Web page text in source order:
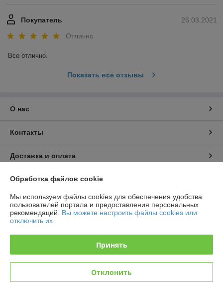
26.03.2021
Покупатель
Отлично
Все отлично.
Показать все отзывы
О нас
Контакты
Доставка и оплата
График работы
Полная версия сайта
Сайт создан на платформе Deal.by
Обработка файлов cookie
Мы используем файлы cookies для обеспечения удобства
пользователей портала и предоставления персональных
рекомендаций. Вы можете настроить файлы cookies или
отключить их.
Принять
Отклонить